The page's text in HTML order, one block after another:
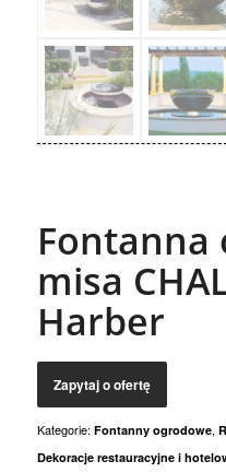
Fontanna
misa
Harber
Kategorie: Fontanny ogrodowe,
Dekoracje restauracyjne i